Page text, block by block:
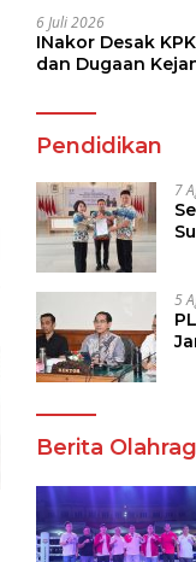
6 Juli 2026
INakor Desak
dan Dugaan
Pendidikan
7
5
Berita